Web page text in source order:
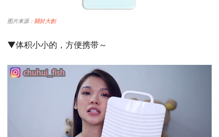
图片来源： 關於大創
▼体积小小的，方便携带～